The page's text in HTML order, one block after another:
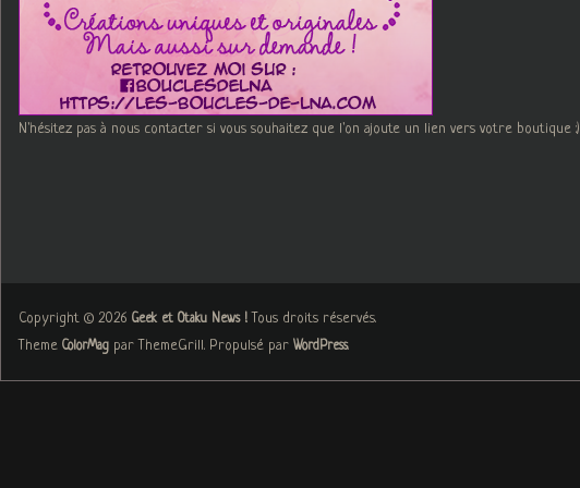
N'hésitez pas à nous contacter si vous souhaitez que l'on ajoute un lien vers votre boutique :)
Copyright © 2026 Geek et Otaku News !. Tous droits réservés.
Theme ColorMag par ThemeGrill. Propulsé par WordPress.